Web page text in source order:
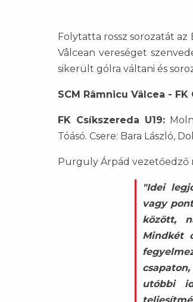
Folytatta rossz sorozatát
Vâlcean vereséget
sikerült gólra váltani és
SCM Râmnicu Vâlcea -
FK Csíkszereda U19:
Tóásó. Csere: Bara László,
Purguly Árpád vezetőedző
"Idei
vagy
között,
Mindkét
utóbbi